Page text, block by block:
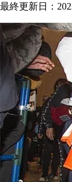
最終更新日：